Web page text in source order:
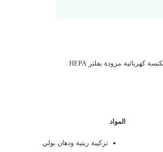
المواد
تركيبة زيتية ودهان بولي